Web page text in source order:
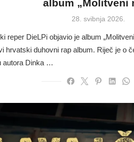
album „Molitveni
Posted
28. svibnja 2026.
reper DieLPi objavio je album
hrvatski duhovni rap album. Riječ je o
autora Dinka …